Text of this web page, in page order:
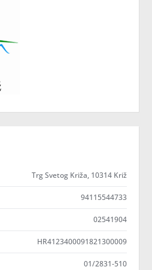
Trg Svetog Križa, 10314 Križ
94115544733
02541904
HR4123400091821300009
01/2831-510